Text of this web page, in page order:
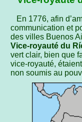
En 1776, afin
communication et
des villes Buenos
Vice-royauté du
vert clair, bien que
vice-royauté,
non soumis au